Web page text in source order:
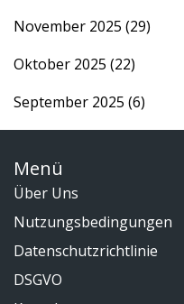
November 2025 (29)
Oktober 2025 (22)
September 2025 (6)
Menü
Über Uns
Nutzungsbedingungen
Datenschutzrichtlinie
DSGVO